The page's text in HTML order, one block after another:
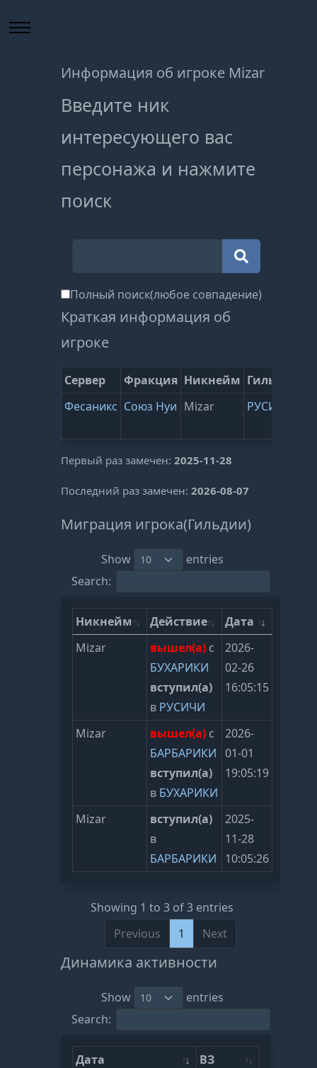
Информация об игроке Mizar
Введите ник
интересующего вас
персонажа и нажмите
поиск
Полный поиск(любое совпадение)
Краткая информация об
игроке
Сервер Фракция Никнейм Гильдия
Фесаникс Союз Нуи Mizar РУСИЧИ
Первый раз замечен:2025-11-28
Последний раз замечен:2026-08-07
Миграция игрока(Гильдии)
Show
entries
Search:
Никнейм Действие
Дата
Mizar
вышел(а) с
БУХАРИКИ
вступил(а)
в РУСИЧИ
2026-
02-26
16:05:15
Mizar вышел(а) с
БАРБАРИКИ
вступил(а)
в БУХАРИКИ
2026-
01-01
19:05:19
Mizar
вступил(а)
в
БАРБАРИКИ
2025-
11-28
10:05:26
Showing 1 to 3 of 3 entries
Previous
1 Next
Динамика активности
Show
entries
Search:
Дата
ВЗ